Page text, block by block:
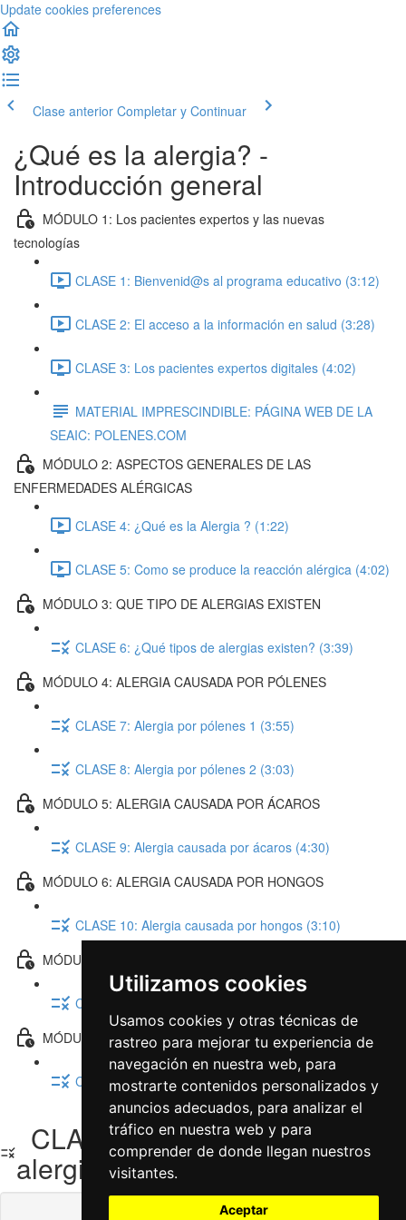
Utilizamos cookies
Usamos cookies y otras técnicas de
rastreo para mejorar tu experiencia de
navegación en nuestra web, para
mostrarte contenidos personalizados y
anuncios adecuados, para analizar el
tráfico en nuestra web y para
comprender de donde llegan nuestros
visitantes.
Aceptar
Update cookies preferences
Clase anterior Completar y Continuar
¿Qué es la alergia? -
Introducción general
MÓDULO 1: Los pacientes expertos y las nuevas
tecnologías
CLASE 1: Bienvenid@s al programa educativo (3:12)
CLASE 2: El acceso a la información en salud (3:28)
CLASE 3: Los pacientes expertos digitales (4:02)
MATERIAL IMPRESCINDIBLE: PÁGINA WEB DE LA
SEAIC: POLENES.COM
MÓDULO 2: ASPECTOS GENERALES DE LAS
ENFERMEDADES ALÉRGICAS
CLASE 4: ¿Qué es la Alergia ? (1:22)
CLASE 5: Como se produce la reacción alérgica (4:02)
MÓDULO 3: QUE TIPO DE ALERGIAS EXISTEN
CLASE 6: ¿Qué tipos de alergias existen? (3:39)
MÓDULO 4: ALERGIA CAUSADA POR PÓLENES
CLASE 7: Alergia por pólenes 1 (3:55)
CLASE 8: Alergia por pólenes 2 (3:03)
MÓDULO 5: ALERGIA CAUSADA POR ÁCAROS
CLASE 9: Alergia causada por ácaros (4:30)
MÓDULO 6: ALERGIA CAUSADA POR HONGOS
CLASE 10: Alergia causada por hongos (3:10)
MÓDULO 7: ALERGIA A LOS ANIMALES
CLASE 11: Alergia a los animales (2:58)
MÓDULO 8: COMO SE DIAGNOSTICA LA ALERGIA
CLASE 12: Como se diagnostica la alergia (9:01)
CLASE 6: ¿Qué tipos de
alergias existen?